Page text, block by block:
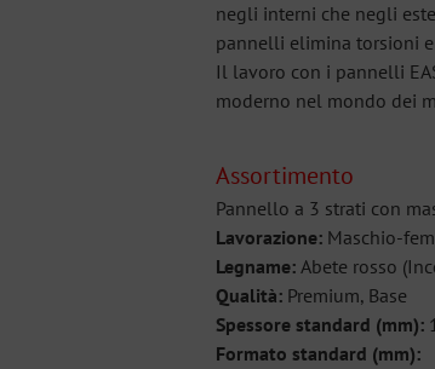
negli interni che negli
pannelli elimina torsioni
Il lavoro con i pannelli
moderno nel mondo dei
Assortimento
Pannello a 3 strati con
Lavorazione: Maschio-
Legname: Abete rosso
Qualità: Premium, Base
Spessore standard (mm):
Formato standard (mm):